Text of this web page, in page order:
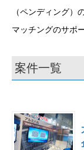
（ペンディング
マッチングのサポ
案件一覧